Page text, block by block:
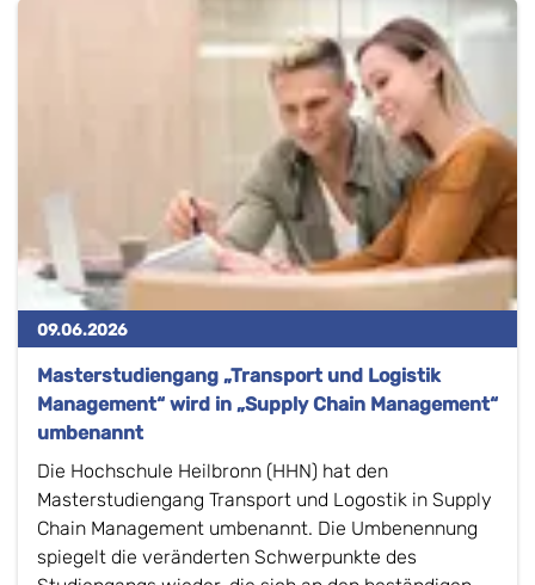
09.06.2026
Masterstudiengang „Transport und Logistik
Management“ wird in „Supply Chain Management“
umbenannt
Die Hochschule Heilbronn (HHN) hat den
Masterstudiengang Transport und Logostik in Supply
Chain Management umbenannt. Die Umbenennung
spiegelt die veränderten Schwerpunkte des